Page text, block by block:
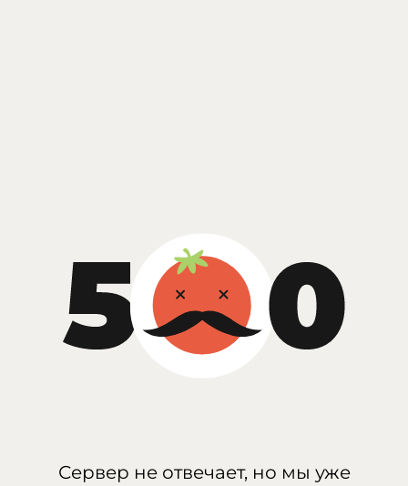
Сервер не отвечает, но мы уже